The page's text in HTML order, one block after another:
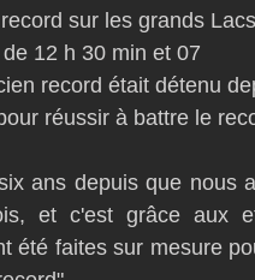
sur les grands Lacs
12 h 30 min et 07
record était détenu
réussir à battre le
ans depuis que nous
et c'est grâce aux
été faites sur mesure